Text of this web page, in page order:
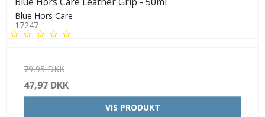
Blue Hors Care
17247
79,95 DKK
47,97 DKK
VIS PRODUKT